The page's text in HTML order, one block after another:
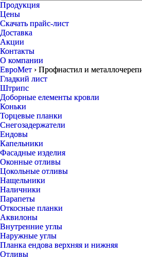
Продукция
Цены
Скачать прайс-лист
Доставка
Акции
Контакты
О компании
ЕвроМет › Профнастил и
Гладкий лист
Штрипс
Доборные елементы кровли
Коньки
Торцевые планки
Снегозадержатели
Ендовы
Капельники
Фасадные изделия
Оконные отливы
Цокольные отливы
Нащельники
Наличники
Парапеты
Откосные планки
Аквилоны
Внутренние углы
Наружные углы
Планка ендова верхняя и нижняя
Отливы